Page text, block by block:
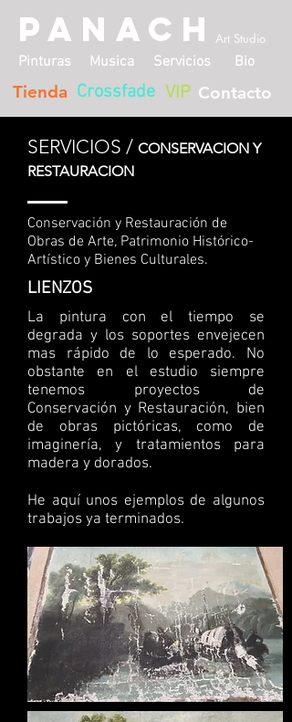
PANACH Art Studio
Pinturas Musica Servicios Bio
Tienda Crossfade VIP Contacto
SERVICIOS / CONSERVACION Y
RESTAURACION
Conservación y Restauración de
Obras de Arte, Patrimonio Histórico-
Artístico y Bienes Culturales.
LIENZOS
La pintura con el tiempo se
degrada y los soportes envejecen
mas rápido de lo esperado. No
obstante en el estudio siempre
tenemos proyectos de
Conservación y Restauración, bien
de obras pictóricas, como de
imaginería, y tratamientos para
madera y dorados.
He aquí unos ejemplos de algunos
trabajos ya terminados.